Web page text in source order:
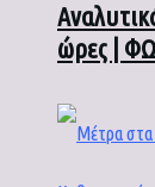
ώρες |